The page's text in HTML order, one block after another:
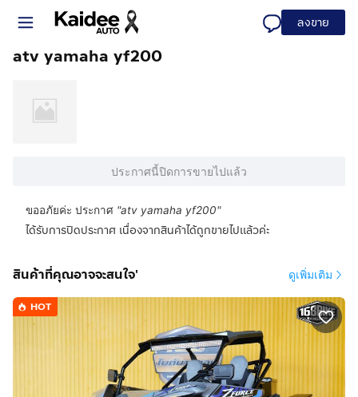
ลงขาย
atv yamaha yf200
ประกาศนี้ปิดการขายไปแล้ว
ขออภัยค่ะ ประกาศ "atv yamaha yf200"
ได้รับการปิดประกาศ เนื่องจากสินค้าได้ถูกขายไปแล้วค่ะ
สินค้าที่คุณอาจจะสนใจ' ดูเพิ่มเติม
HOT